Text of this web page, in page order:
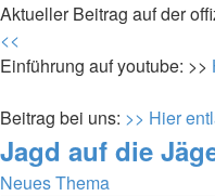
Aktueller Beitrag auf der
<<
Einführung auf youtube: >>
Beitrag bei uns: >> Hier
Jagd auf die
Neues Thema